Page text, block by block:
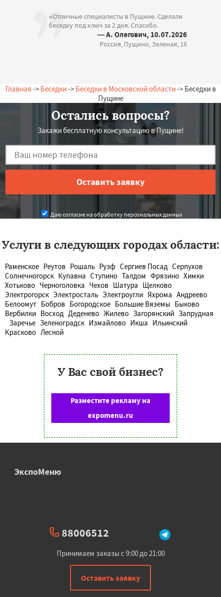
«Отличные специалисты в Пущине. Сделали
беседку под ключ за 2 дня. Спасибо.
— А. Олегович, 10.07.2026
Россия, Пущино, Зеленая, 16
Главная -> Беседки-> Беседки в Московской области-> Беседки в
Пущине
Остались вопросы?
Закажи бесплатную консультацию в Пущине!
Даю согласие на обработку персональных данных
Услуги в следующих городах области:
Раменское Реутов Рошаль Рузф Сергиев Посад Серпухов
Солнечногорск Купавна Ступино Талдом Фрязино Химки
Хотьково Черноголовка Чехов Шатура Щелково
Электрогорск Электросталь Электроугли Яхрома Андреево
Белоомут Бобров Богородское Большие Вяземы Быково
Вербилки Восход Деденево Жилево Загорянский Запрудная
Заречье Зеленоградск Измайлово Икша Ильинский
Красково Лесной
У Вас свой бизнес?
Разместите рекламу на
expomenu.ru
ЭкспоМеню
88006512
Принимаем заказы с 9:00 до 21:00
Оставить заявку